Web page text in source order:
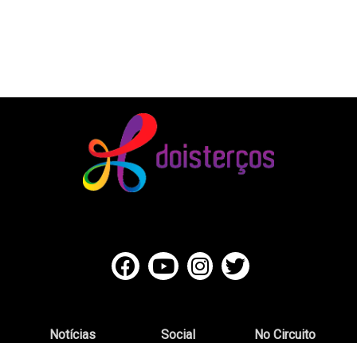
Notícias Social No Circuito